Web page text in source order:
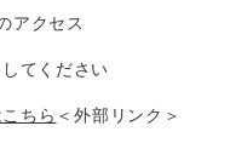
アクセス
てください
ちら ＜外部リンク＞